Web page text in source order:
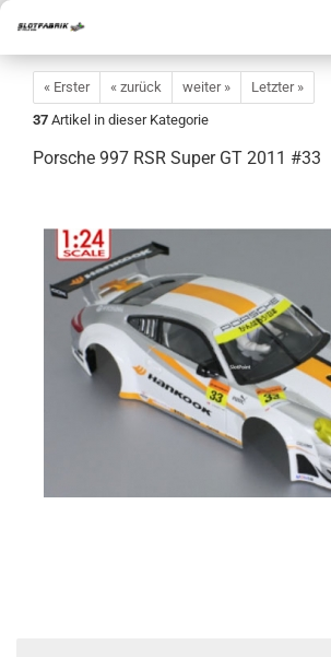
« Erster « zurück weiter »
Letzter »
37 Artikel in dieser Kategorie
Porsche 997 RSR Super GT 2011 #33